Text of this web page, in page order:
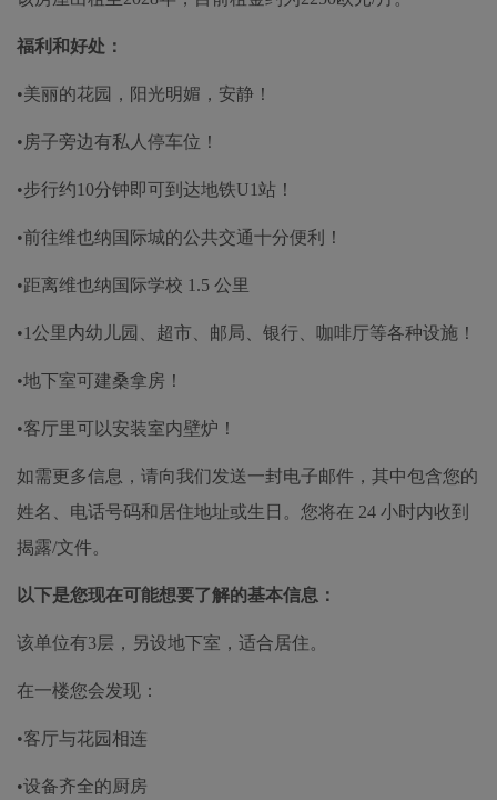
福利和好处：
•美丽的花园，阳光明媚，安静！
•房子旁边有私人停车位！
•步行约10分钟即可到达地铁U1站！
•前往维也纳国际城的公共交通十分便利！
•距离维也纳国际学校 1.5 公里
•1公里内幼儿园、超市、邮局、银行、咖啡厅等各种设施！
•地下室可建桑拿房！
•客厅里可以安装室内壁炉！
如需更多信息，请向我们发送一封电子邮件，其中包含您的
姓名、电话号码和居住地址或生日。您将在 24 小时内收到
揭露/文件。
以下是您现在可能想要了解的基本信息：
该单位有3层，另设地下室，适合居住。
在一楼您会发现：
•客厅与花园相连
•设备齐全的厨房